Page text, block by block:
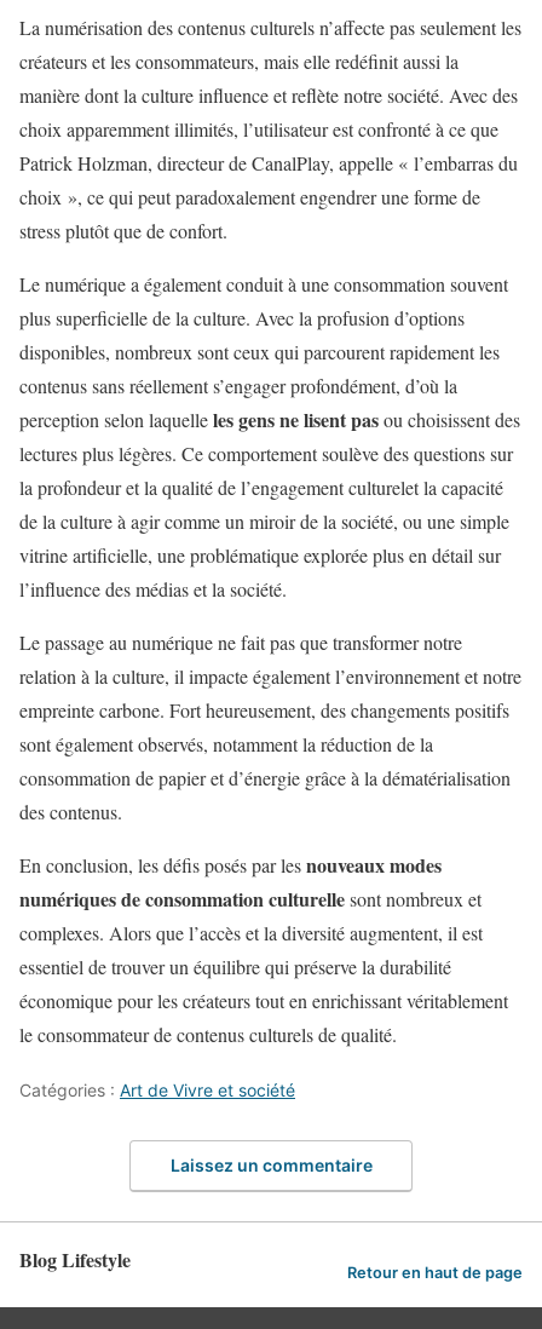
La numérisation des contenus culturels n’affecte pas seulement les
créateurs et les consommateurs, mais elle redéfinit aussi la
manière dont la culture influence et reflète notre société. Avec des
choix apparemment illimités, l’utilisateur est confronté à ce que
Patrick Holzman, directeur de CanalPlay, appelle « l’embarras du
choix », ce qui peut paradoxalement engendrer une forme de
stress plutôt que de confort.
Le numérique a également conduit à une consommation souvent
plus superficielle de la culture. Avec la profusion d’options
disponibles, nombreux sont ceux qui parcourent rapidement les
contenus sans réellement s’engager profondément, d’où la
perception selon laquelleles gens ne lisent pasou choisissent des
lectures plus légères. Ce comportement soulève des questions sur
la profondeur et la qualité de l’engagement culturelet la capacité
de la culture à agir comme un miroir de la société, ou une simple
vitrine artificielle, une problématique explorée plus en détail sur
l’influence des médias et la société.
Le passage au numérique ne fait pas que transformer notre
relation à la culture, il impacte également l’environnement et notre
empreinte carbone. Fort heureusement, des changements positifs
sont également observés, notamment la réduction de la
consommation de papier et d’énergie grâce à la dématérialisation
des contenus.
En conclusion, les défis posés par lesnouveaux modes
numériques de consommation culturellesont nombreux et
complexes. Alors que l’accès et la diversité augmentent, il est
essentiel de trouver un équilibre qui préserve la durabilité
économique pour les créateurs tout en enrichissant véritablement
le consommateur de contenus culturels de qualité.
Catégories : Art de Vivre et société
Laissez un commentaire
Blog Lifestyle Retour en haut de page